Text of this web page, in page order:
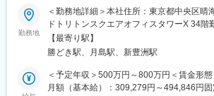
■仕事内容
当社は、製造業向けAI外観検査システム「
ています。
本ポジションでは、フロントエンド／バッ
ながら、実装を主軸にプロダクト開発を牽
テックリード候補」を募集しています。
勤務地
＜勤務地詳細＞本社住所：東京都中央区晴海1-8-10 晴
ドトリトンスクエアオフィスタワーX 34階
江戸線／勝どき駅受動喫煙対策：屋内全面
の定める事業所
【最寄り駅】
勝どき駅、月島駅、新豊洲駅
＜予定年収＞500万円～800万円＜賃金形
月額（基本給）：309,279円～494,846円固